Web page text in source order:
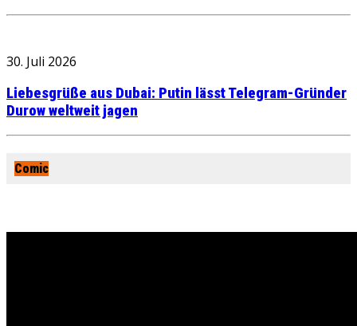
30. Juli 2026
Liebesgrüße aus Dubai: Putin lässt Telegram-Gründer
Durow weltweit jagen
Comic